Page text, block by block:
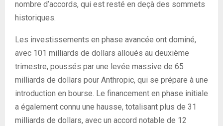
nombre d’accords, qui est resté en deçà des sommets
historiques.
Les investissements en phase avancée ont dominé,
avec 101 milliards de dollars alloués au deuxième
trimestre, poussés par une levée massive de 65
milliards de dollars pour Anthropic, qui se prépare à une
introduction en bourse. Le financement en phase initiale
a également connu une hausse, totalisant plus de 31
milliards de dollars, avec un accord notable de 12